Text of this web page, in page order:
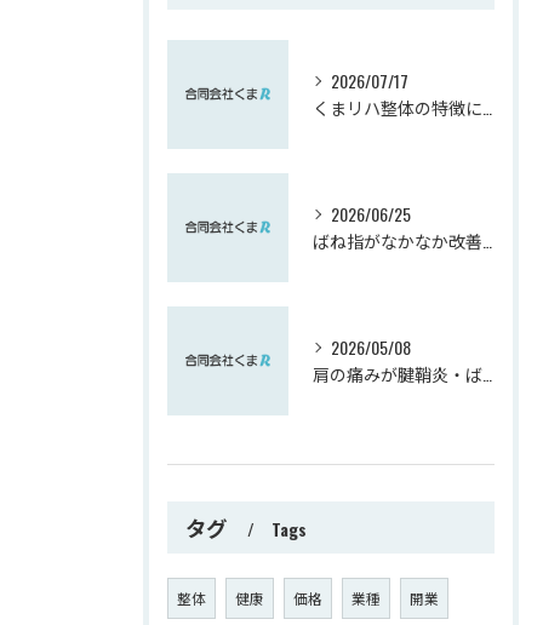
2026/07/17
2026/06/25
2026/05/08
タグ Tags
整体 健康 価格 業種 開業